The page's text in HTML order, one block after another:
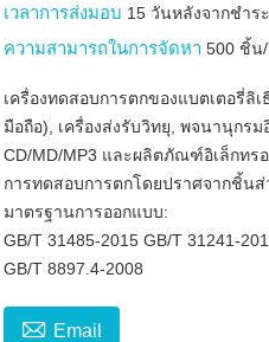
เวลาการส่งมอบ 15 วันหลังจากชำร
ความสามารถในการจัดหา500 ชิ้น
เครื่องทดสอบการตกของแบตเตอรี่ลิ
มือถือ), เครื่องส่งรับวิทยุ, พจนานุกร
CD/MD/MP3 และผลิตภัณฑ์อิเล็กท
การทดสอบการตกโดยปราศจากชิ้น
มาตรฐานการออกแบบ:
GB/T 31485-2015 GB/T 31241-
GB/T 8897.4-2008
 Email